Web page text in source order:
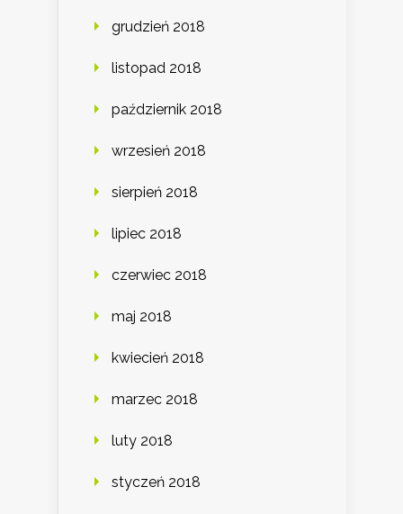
grudzień 2018
listopad 2018
październik 2018
wrzesień 2018
sierpień 2018
lipiec 2018
czerwiec 2018
maj 2018
kwiecień 2018
marzec 2018
luty 2018
styczeń 2018